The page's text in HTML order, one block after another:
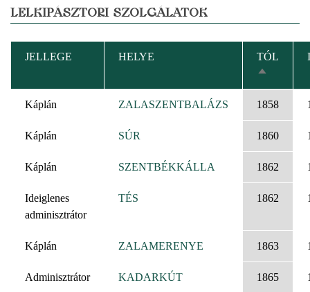
LELKIPÁSZTORI SZOLGÁLATOK
JELLEGE HELYE
TÓL
Káplán ZALASZENTBALÁZS 1858
Káplán SÚR 1860
Káplán SZENTBÉKKÁLLA 1862
Ideiglenes
adminisztrátor
TÉS 1862
Káplán ZALAMERENYE 1863
Adminisztrátor KADARKÚT 1865